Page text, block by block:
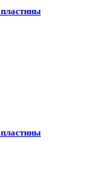
пластины
пластины